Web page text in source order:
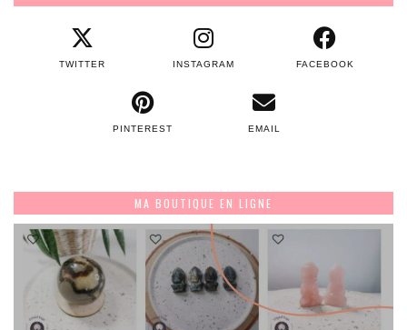
TWITTER INSTAGRAM FACEBOOK
PINTEREST EMAIL
MA BOUTIQUE EN LIGNE